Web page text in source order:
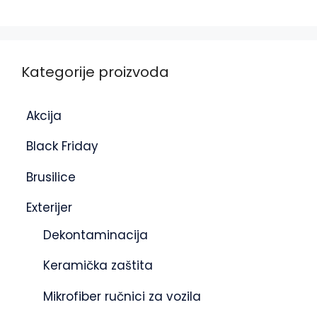
Kategorije proizvoda
Akcija
Black Friday
Brusilice
Exterijer
Dekontaminacija
Keramička zaštita
Mikrofiber ručnici za vozila